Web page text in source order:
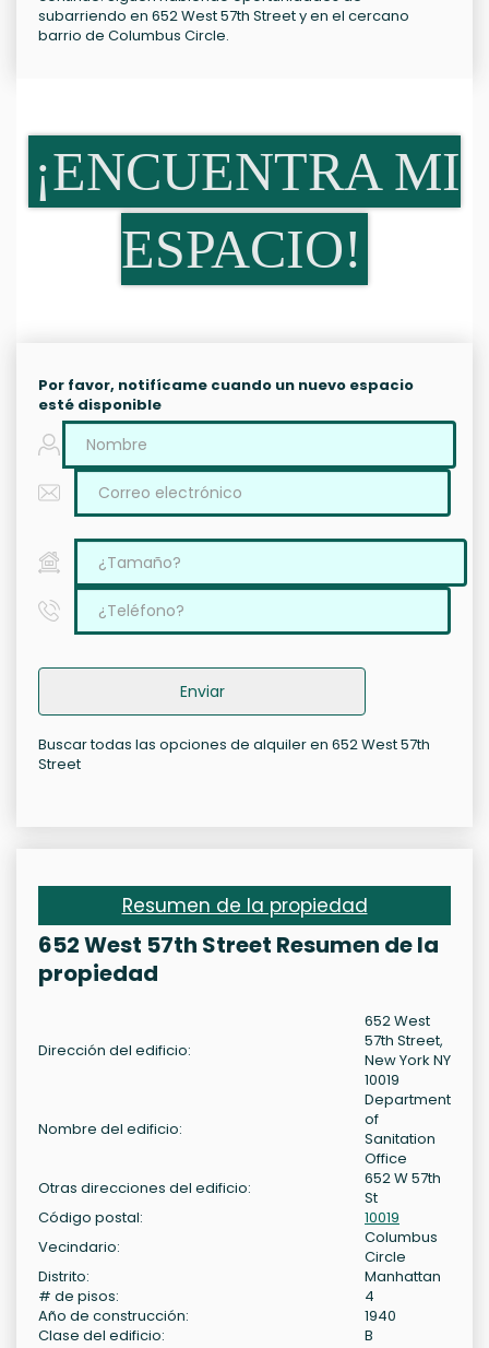
subarriendo en 652 West 57th Street y en el cercano
barrio de Columbus Circle.
¡ENCUENTRA MI
ESPACIO!
Por favor, notifícame cuando un nuevo espacio
esté disponible
Enviar
Buscar todas las opciones de alquiler en 652 West 57th
Street
Resumen de la propiedad
652 West 57th Street Resumen de la
propiedad
Dirección del edificio:
652 West
57th Street,
New York NY
10019
Nombre del edificio:
Department
of
Sanitation
Office
Otras direcciones del edificio:
652 W 57th
St
Código postal:
10019
Vecindario:
Columbus
Circle
Distrito:
Manhattan
# de pisos:
4
Año de construcción:
1940
Clase del edificio:
B